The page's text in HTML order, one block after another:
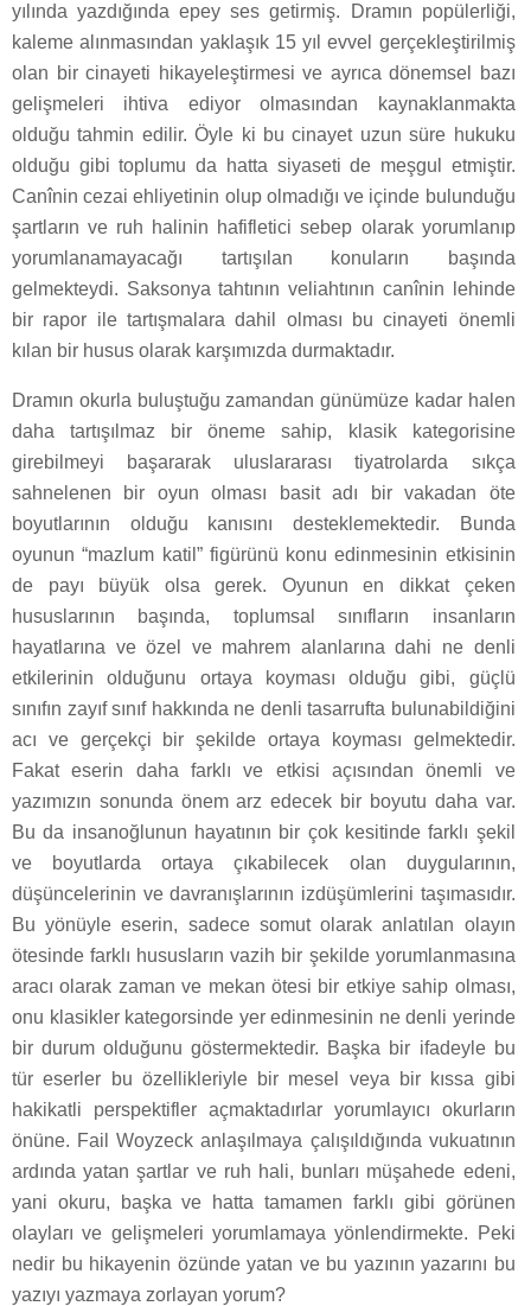
yılında yazdığında epey ses getirmiş. Dramın popülerliği,
kaleme alınmasından yaklaşık 15 yıl evvel gerçekleştirilmiş
olan bir cinayeti hikayeleştirmesi ve ayrıca dönemsel bazı
gelişmeleri ihtiva ediyor olmasından kaynaklanmakta
olduğu tahmin edilir. Öyle ki bu cinayet uzun süre hukuku
olduğu gibi toplumu da hatta siyaseti de meşgul etmiştir.
Canînin cezai ehliyetinin olup olmadığı ve içinde bulunduğu
şartların ve ruh halinin hafifletici sebep olarak yorumlanıp
yorumlanamayacağı tartışılan konuların başında
gelmekteydi. Saksonya tahtının veliahtının canînin lehinde
bir rapor ile tartışmalara dahil olması bu cinayeti önemli
kılan bir husus olarak karşımızda durmaktadır.
Dramın okurla buluştuğu zamandan günümüze kadar halen
daha tartışılmaz bir öneme sahip, klasik kategorisine
girebilmeyi başararak uluslararası tiyatrolarda sıkça
sahnelenen bir oyun olması basit adı bir vakadan öte
boyutlarının olduğu kanısını desteklemektedir. Bunda
oyunun “mazlum katil” figürünü konu edinmesinin etkisinin
de payı büyük olsa gerek. Oyunun en dikkat çeken
hususlarının başında, toplumsal sınıfların insanların
hayatlarına ve özel ve mahrem alanlarına dahi ne denli
etkilerinin olduğunu ortaya koyması olduğu gibi, güçlü
sınıfın zayıf sınıf hakkında ne denli tasarrufta bulunabildiğini
acı ve gerçekçi bir şekilde ortaya koyması gelmektedir.
Fakat eserin daha farklı ve etkisi açısından önemli ve
yazımızın sonunda önem arz edecek bir boyutu daha var.
Bu da insanoğlunun hayatının bir çok kesitinde farklı şekil
ve boyutlarda ortaya çıkabilecek olan duygularının,
düşüncelerinin ve davranışlarının izdüşümlerini taşımasıdır.
Bu yönüyle eserin, sadece somut olarak anlatılan olayın
ötesinde farklı hususların vazih bir şekilde yorumlanmasına
aracı olarak zaman ve mekan ötesi bir etkiye sahip olması,
onu klasikler kategorsinde yer edinmesinin ne denli yerinde
bir durum olduğunu göstermektedir. Başka bir ifadeyle bu
tür eserler bu özellikleriyle bir mesel veya bir kıssa gibi
hakikatli perspektifler açmaktadırlar yorumlayıcı okurların
önüne. Fail Woyzeck anlaşılmaya çalışıldığında vukuatının
ardında yatan şartlar ve ruh hali, bunları müşahede edeni,
yani okuru, başka ve hatta tamamen farklı gibi görünen
olayları ve gelişmeleri yorumlamaya yönlendirmekte. Peki
nedir bu hikayenin özünde yatan ve bu yazının yazarını bu
yazıyı yazmaya zorlayan yorum?